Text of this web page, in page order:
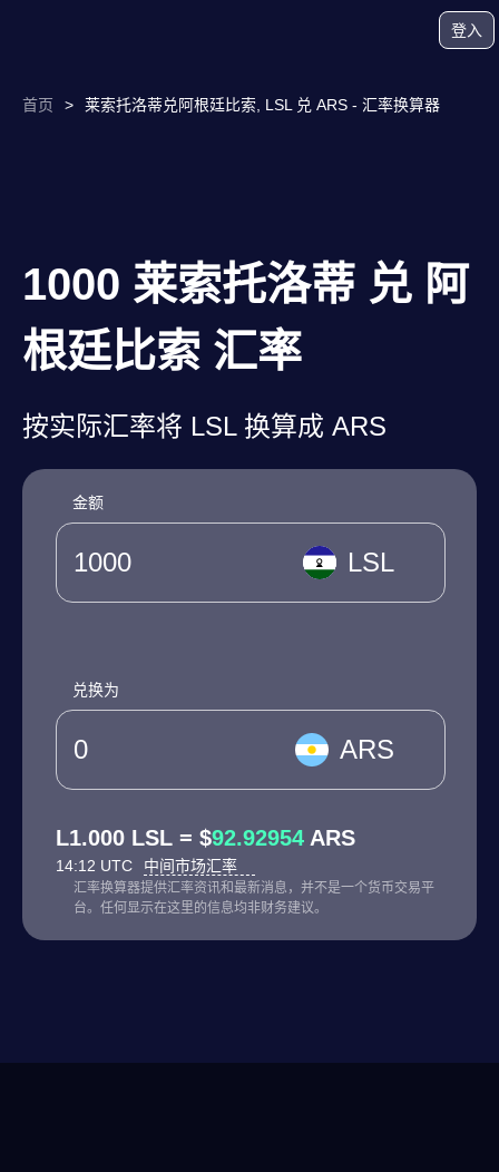
登入
首页 > 莱索托洛蒂兑阿根廷比索, LSL 兑 ARS - 汇率换算器
1000 莱索托洛蒂 兑 阿
根廷比索 汇率
按实际汇率将 LSL 换算成 ARS
金额
LSL
兑换为
ARS
L1.000 LSL = $92.92954 ARS
14:12 UTC 中间市场汇率
汇率换算器提供汇率资讯和最新消息，并不是一个货币交易平
台。任何显示在这里的信息均非财务建议。